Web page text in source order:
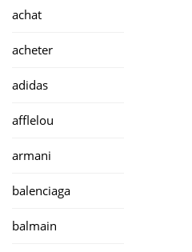
achat
acheter
adidas
afflelou
armani
balenciaga
balmain